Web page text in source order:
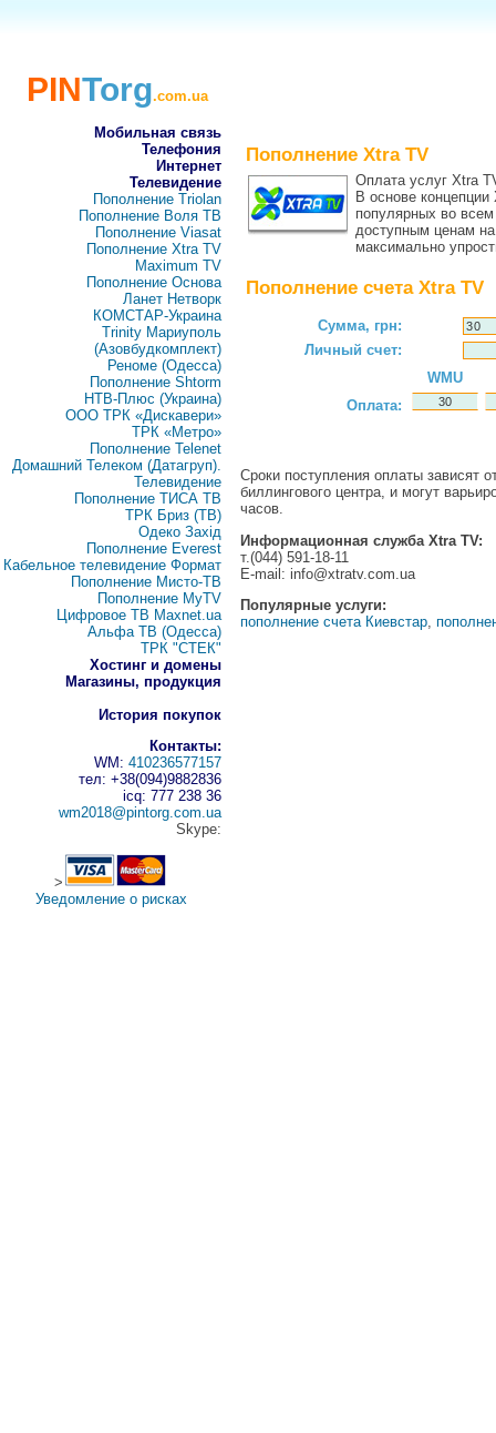
PINTorg.com.ua
Мобильная связь
Телефония
Интернет
Телевидение
Пополнение Triolan
Пополнение Воля ТВ
Пополнение Viasat
Пополнение Xtra TV
Maximum TV
Пополнение Основа
Ланет Нетворк
КОМСТАР-Украина
Trinity Мариуполь
(Азовбудкомплект)
Реноме (Одесса)
Пополнение Shtorm
НТВ-Плюс (Украина)
ООО ТРК «Дискавери»
ТРК «Метро»
Пополнение Telenet
Домашний Телеком (Датагруп).
Телевидение
Пополнение ТИСА ТВ
ТРК Бриз (ТВ)
Одеко Захід
Пополнение Everest
Кабельное телевидение Формат
Пополнение Мисто-ТВ
Пополнение MyTV
Цифровое ТВ Maxnet.ua
Альфа ТВ (Одесса)
ТРК "СТЕК"
Хостинг и домены
Магазины, продукция
История покупок
Контакты:
WM: 410236577157
тел: +38(094)9882836
icq: 777 238 36
wm2018@pintorg.com.ua
Skype:
>
Уведомление о рисках
Пополнение Xtra TV
Оплата услуг Xtra
В основе
популярных во
доступным ценам
максимально
Пополнение счета Xtra TV
Сумма, грн:
Личный счет:
Оплата:
WMU
Сроки поступления оплаты зависят
биллингового центра, и могут
часов.
Информационная служба Xtra TV:
т.(044) 591-18-11
E-mail: info@xtratv.com.ua
Популярные услуги:
пополнение счета Киевстар